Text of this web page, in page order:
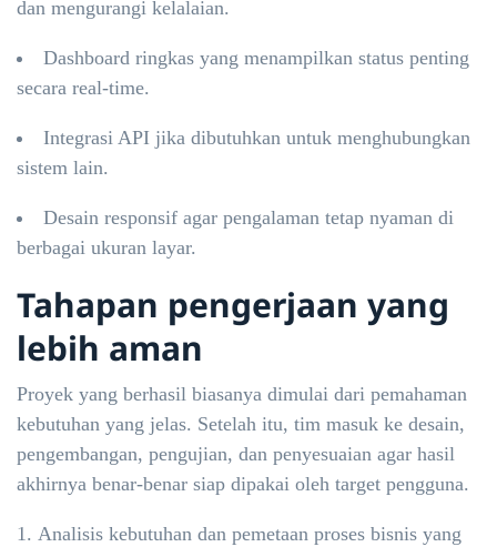
dan mengurangi kelalaian.
Dashboard ringkas yang menampilkan status penting
secara real-time.
Integrasi API jika dibutuhkan untuk menghubungkan
sistem lain.
Desain responsif agar pengalaman tetap nyaman di
berbagai ukuran layar.
Tahapan pengerjaan yang
lebih aman
Proyek yang berhasil biasanya dimulai dari pemahaman
kebutuhan yang jelas. Setelah itu, tim masuk ke desain,
pengembangan, pengujian, dan penyesuaian agar hasil
akhirnya benar-benar siap dipakai oleh target pengguna.
Analisis kebutuhan dan pemetaan proses bisnis yang